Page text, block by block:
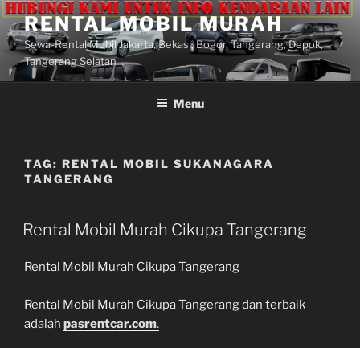
Lompat
ke
konten
RENTAL MOBIL MURAH
Sewa-Rental Mobil Jakarta, Bekasi, Bogor, Tangerang, Depok,
Tangerang Selatan
Menu
TAG: RENTAL MOBIL SUKANAGARA
TANGERANG
Rental Mobil Murah Cikupa Tangerang
Rental Mobil Murah Cikupa Tangerang
Rental Mobil Murah Cikupa Tangerang dan terbaik
adalah pasrentcar.com.